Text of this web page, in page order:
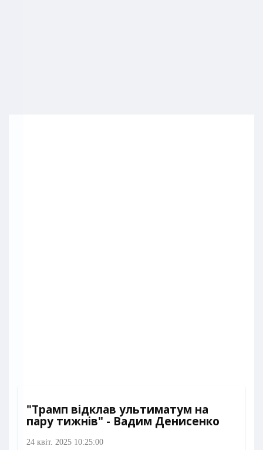
"Трамп відклав ультиматум на
пару тижнів" - Вадим Денисенко
24 квіт. 2025 10:25:00